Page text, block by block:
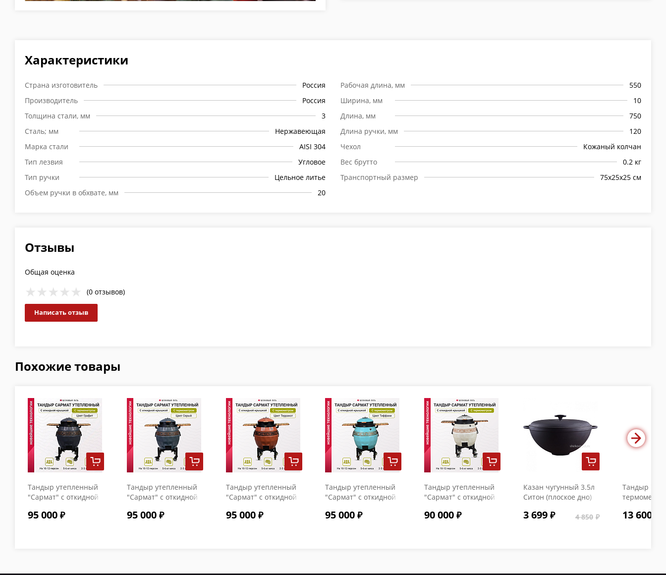
Характеристики
Страна изготовитель
Россия
Производитель
Россия
Толщина стали, мм
3
Сталь; мм
Нержавеющая
Марка стали
AISI 304
Тип лезвия
Угловое
Тип ручки
Цельное литье
Объем ручки в обхвате, мм
20
Рабочая длина, мм
550
Ширина, мм
10
Длина, мм
750
Длина ручки, мм
120
Чехол
Кожаный колчан
Вес брутто
0.2 кг
Транспортный размер
75х25х25 см
Отзывы
Общая оценка
(0 отзывов)
Написать отзыв
Похожие товары
Тандыр утепленный
"Сармат" с откидной
термометром цвет
95 000
Тандыр утепленный
"Сармат" с откидной
термометром цвет
95 000
Тандыр утепленный
"Сармат" с откидной
термометром цвет
95 000
Тандыр утепленный
"Сармат" с откидной
термометром цвет
95 000
Тандыр утепленный
"Сармат" с откидной
термометром
90 000
Казан чугунный 3.5л
Ситон (плоское дно)
3 699 4 850
Тандыр
13 600